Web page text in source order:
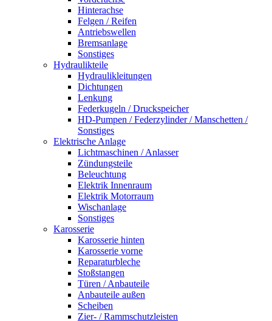
Hinterachse
Felgen / Reifen
Antriebswellen
Bremsanlage
Sonstiges
Hydraulikteile
Hydraulikleitungen
Dichtungen
Lenkung
Federkugeln / Druckspeicher
HD-Pumpen / Federzylinder / Manschetten /
Sonstiges
Elektrische Anlage
Lichtmaschinen / Anlasser
Zündungsteile
Beleuchtung
Elektrik Innenraum
Elektrik Motorraum
Wischanlage
Sonstiges
Karosserie
Karosserie hinten
Karosserie vorne
Reparaturbleche
Stoßstangen
Türen / Anbauteile
Anbauteile außen
Scheiben
Zier- / Rammschutzleisten